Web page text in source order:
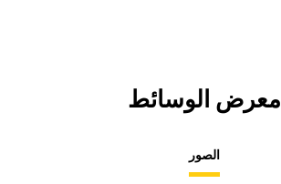
معرض الوسائط
الصور